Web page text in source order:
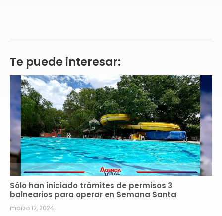
Te puede interesar:
Sólo han iniciado trámites de permisos 3
balnearios para operar en Semana Santa
marzo 12, 2024